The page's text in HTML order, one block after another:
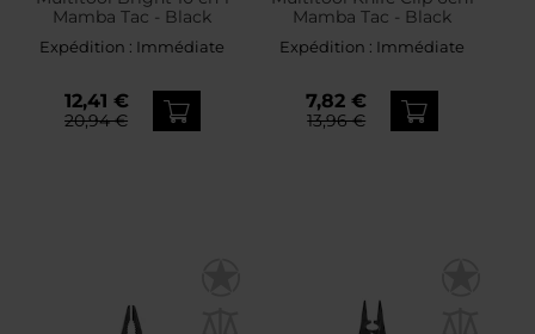
Mamba Tac - Black
Expédition : Immédiate
12,41 €
20,94 €
Mamba Tac - Black
Expédition : Immédiate
7,82 €
13,96 €